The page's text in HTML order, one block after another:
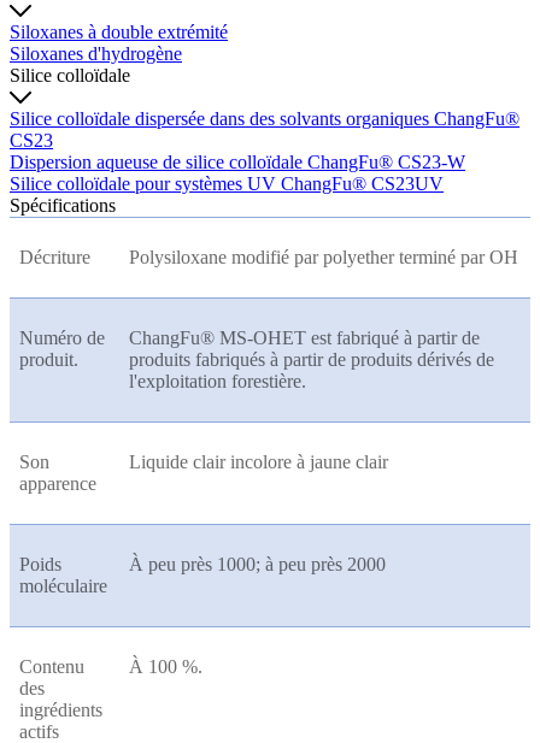
Siloxanes à double extrémité
Siloxanes d'hydrogène
Silice colloïdale
Silice colloïdale dispersée dans des solvants organiques ChangFu®
CS23
Dispersion aqueuse de silice colloïdale ChangFu® CS23-W
Silice colloïdale pour systèmes UV ChangFu® CS23UV
Spécifications
Décriture Polysiloxane modifié par polyether terminé par OH
Numéro de
produit.
ChangFu® MS-OHET est fabriqué à partir de
produits fabriqués à partir de produits dérivés de
l'exploitation forestière.
Son
apparence
Liquide clair incolore à jaune clair
Poids
moléculaire
À peu près 1000; à peu près 2000
Contenu
des
ingrédients
actifs
À 100 %.